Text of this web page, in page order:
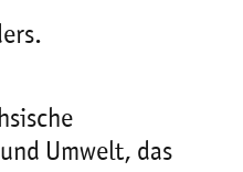
Umwelt, das